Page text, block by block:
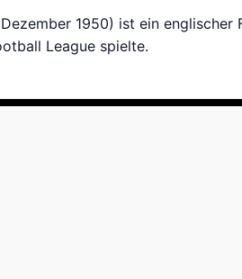
1950) ist ein englischer
League spielte.